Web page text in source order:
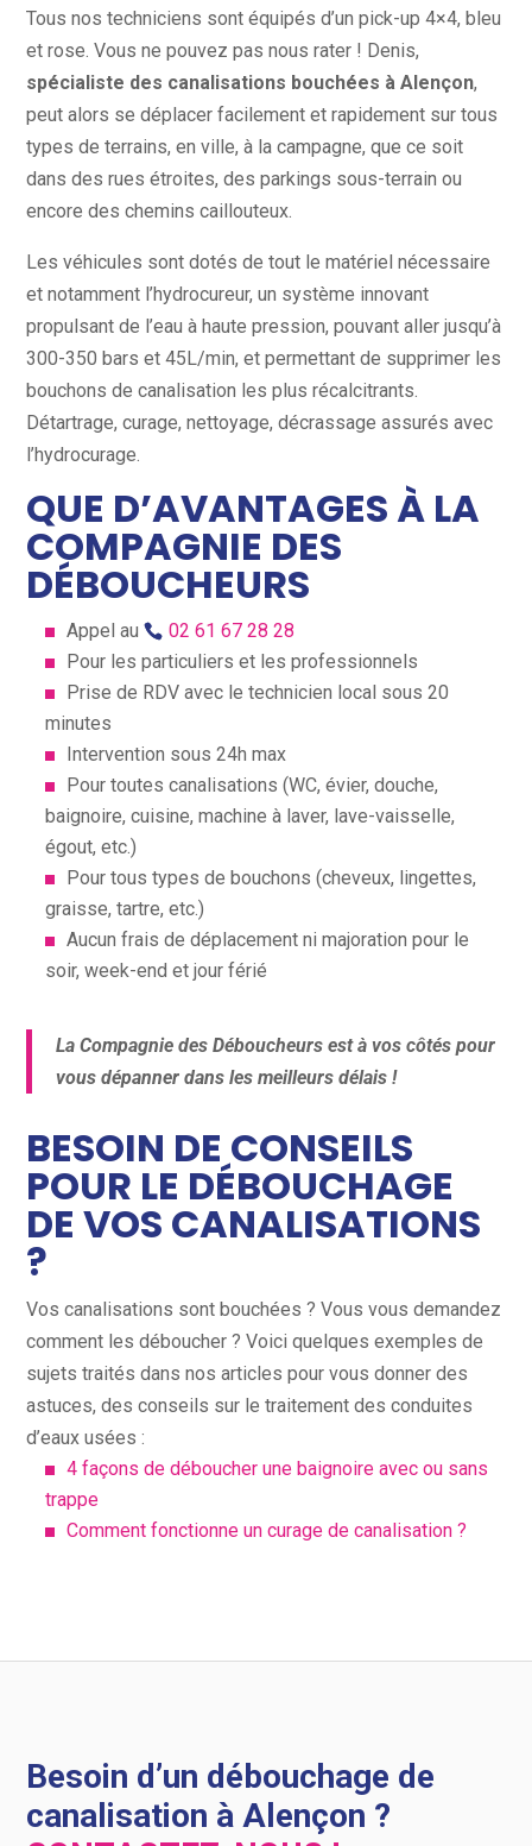
Tous nos techniciens sont équipés d’un pick-up 4×4, bleu
et rose. Vous ne pouvez pas nous rater ! Denis,
spécialiste des canalisations bouchées à Alençon,
peut alors se déplacer facilement et rapidement sur tous
types de terrains, en ville, à la campagne, que ce soit
dans des rues étroites, des parkings sous-terrain ou
encore des chemins caillouteux.
Les véhicules sont dotés de tout le matériel nécessaire
et notamment l’hydrocureur, un système innovant
propulsant de l’eau à haute pression, pouvant aller jusqu’à
300-350 bars et 45L/min, et permettant de supprimer les
bouchons de canalisation les plus récalcitrants.
Détartrage, curage, nettoyage, décrassage assurés avec
l’hydrocurage.
QUE D’AVANTAGES À LA
COMPAGNIE DES
DÉBOUCHEURS
Appel au
02 61 67 28 28
Pour les particuliers et les professionnels
Prise de RDV avec le technicien local sous 20
minutes
Intervention sous 24h max
Pour toutes canalisations (WC, évier, douche,
baignoire, cuisine, machine à laver, lave-vaisselle,
égout, etc.)
Pour tous types de bouchons (cheveux, lingettes,
graisse, tartre, etc.)
Aucun frais de déplacement ni majoration pour le
soir, week-end et jour férié
La Compagnie des Déboucheurs est à vos côtés pour
vous dépanner dans les meilleurs délais !
BESOIN DE CONSEILS
POUR LE DÉBOUCHAGE
DE VOS CANALISATIONS
?
Vos canalisations sont bouchées ? Vous vous demandez
comment les déboucher ? Voici quelques exemples de
sujets traités dans nos articles pour vous donner des
astuces, des conseils sur le traitement des conduites
d’eaux usées :
4 façons de déboucher une baignoire avec ou sans
trappe
Comment fonctionne un curage de canalisation ?
Besoin d’un débouchage de
canalisation à Alençon ?